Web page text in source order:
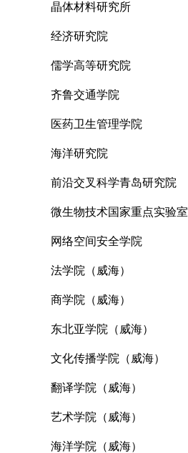
晶体材料研究所
经济研究院
儒学高等研究院
齐鲁交通学院
医药卫生管理学院
海洋研究院
前沿交叉科学青岛研究院
微生物技术国家重点实验室
网络空间安全学院
法学院（威海）
商学院（威海）
东北亚学院（威海）
文化传播学院（威海）
翻译学院（威海）
艺术学院（威海）
海洋学院（威海）